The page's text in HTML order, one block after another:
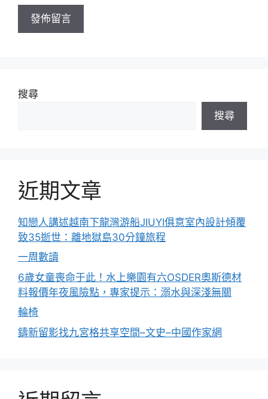
址
搜尋
搜尋
近期文章
知戀人講述越南下龍灣游船JIUYI俱意室內設計傾覆
致35逝世：離地獄島30分鐘旅程
一周數讀
6歲女童喪命于此！水上樂園有六OSDER奧斯德材
料報價年夜風險點，專家提示：溺水與深淺無關
輪椅
鑄新留影找九宮格共享空間–文史–中國作家網